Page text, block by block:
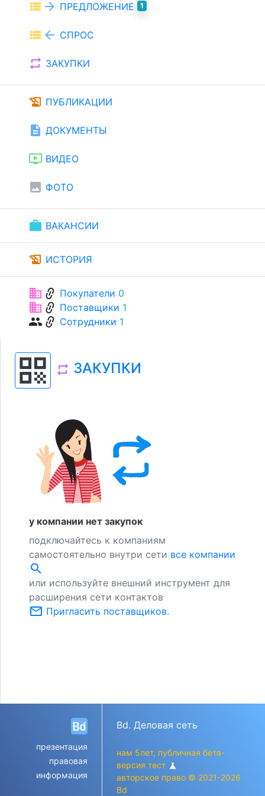
view_list arrow_forward ПРЕДЛОЖЕНИЕ 1
view_list arrow_back СПРОС
repeat ЗАКУПКИ
history_edu ПУБЛИКАЦИИ
description ДОКУМЕНТЫ
ondemand_video ВИДЕО
image ФОТО
work ВАКАНСИИ
history_edu ИСТОРИЯ
businesslink Покупатели 0
businesslink Поставщики 1
grouplink Сотрудники 1
qr_code repeat ЗАКУПКИ
у компании нет закупок
подключайтесь к компаниям
самостоятельно внутри сети все компании
search
или используйте внешний инструмент для
расширения сети контактов
mail_outline Пригласить поставщиков.
презентация
правовая
информация
Bd. Деловая сеть
нам 5лет, публичная бета-
версия тест science
авторское право © 2021-2026
Bd